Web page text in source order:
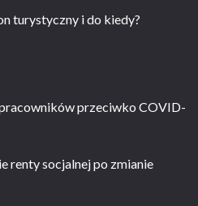
turystyczny i do kiedy?
przeciwko COVID-
renty socjalnej po zmianie